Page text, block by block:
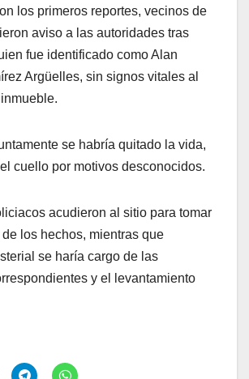
los primeros reportes, vecinos de
aviso a las autoridades tras
fue identificado como Alan
Argüelles, sin signos vitales al
se habría quitado la vida,
cuello por motivos desconocidos.
acudieron al sitio para tomar
los hechos, mientras que
se haría cargo de las
y el levantamiento